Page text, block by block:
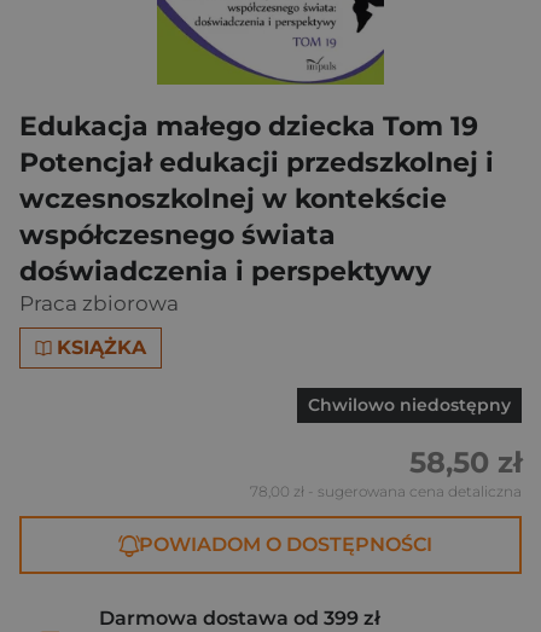
Edukacja małego dziecka Tom 19
Potencjał edukacji przedszkolnej i
wczesnoszkolnej w kontekście
współczesnego świata
doświadczenia i perspektywy
Praca zbiorowa
KSIĄŻKA
Chwilowo niedostępny
58,50 zł
78,00 zł - sugerowana cena detaliczna
POWIADOM O DOSTĘPNOŚCI
Darmowa dostawa od 399 zł